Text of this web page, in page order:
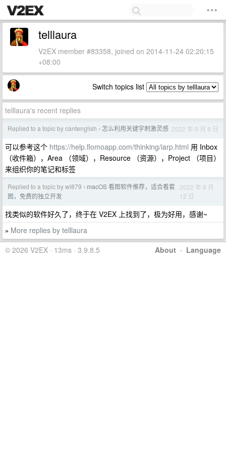
telllaura
V2EX member #83358, joined on 2014-11-24 02:20:15
+08:00
Switch topics list
telllaura's recent replies
Replied to a topic by cantenglish › 怎么利用关键字刺激灵感 2022 年 9 月 8 日
可以参考这个 https://help.flomoapp.com/thinking/iarp.html 用 Inbox
（收件箱），Area （领域），Resource （资源），Project （项目）
来组织你的笔记和标签
Replied to a topic by wl879 › macOS 看图软件推荐，适合看套
图，免费的独立开发
2022 年 8 月
12 日
找类似的软件好久了，终于在 V2EX 上找到了，极为好用，感谢~
» More replies by telllaura
About · Language
© 2026 V2EX · 13ms · 3.9.8.5